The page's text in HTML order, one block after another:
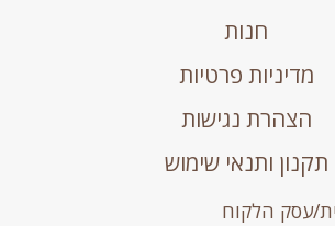
חנות
מדיניות פרטיות
הצהרת נגישות
תקנון ותנאי שימוש
עסק הלקוח